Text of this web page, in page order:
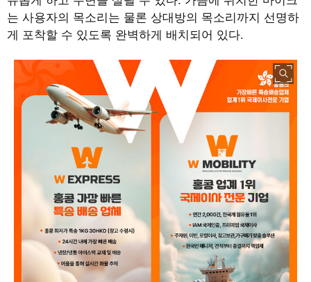
는 사용자의 목소리는 물론 상대방의 목소리까지 선명하
게 포착할 수 있도록 완벽하게 배치되어 있다.